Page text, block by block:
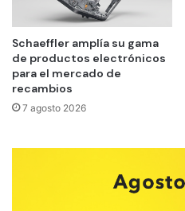
Schaeffler amplía su gama
de productos electrónicos
para el mercado de
recambios
7 agosto 2026